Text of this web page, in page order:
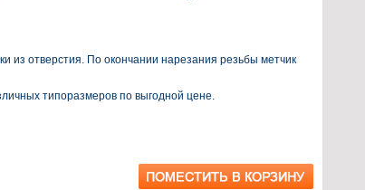
из отверстия. По окончании нарезания резьбы метчик
типоразмеров по выгодной цене.